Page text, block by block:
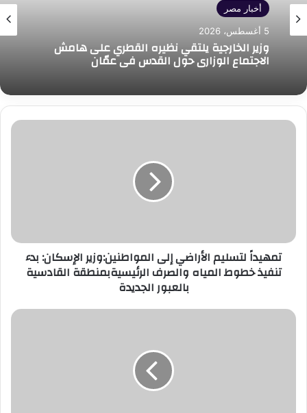
أخبار مصر
5 أغسطس، 2026
وزير الخارجية يلتقي نظيره القطري على هامش
الاجتماع الوزاري حول القدس في عمّان
تمهيداً
خطوط
المياه
والصرف
بالعبور
تمهيداً لتسليم الأراضي إلى المواطنين:وزير الإسكان: بدء
تنفيذ خطوط المياه والصرف الرئيسيةبمنطقة القادسية
بالعبور الجديدة
رئيس